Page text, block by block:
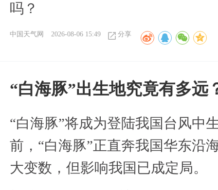
吗？
中国天气网 2026-08-06 15:49 分享
“白海豚”出生地究竟有多远
“白海豚”将成为登陆我国台风中
前，“白海豚”正直奔我国华东沿
大变数，但影响我国已成定局。